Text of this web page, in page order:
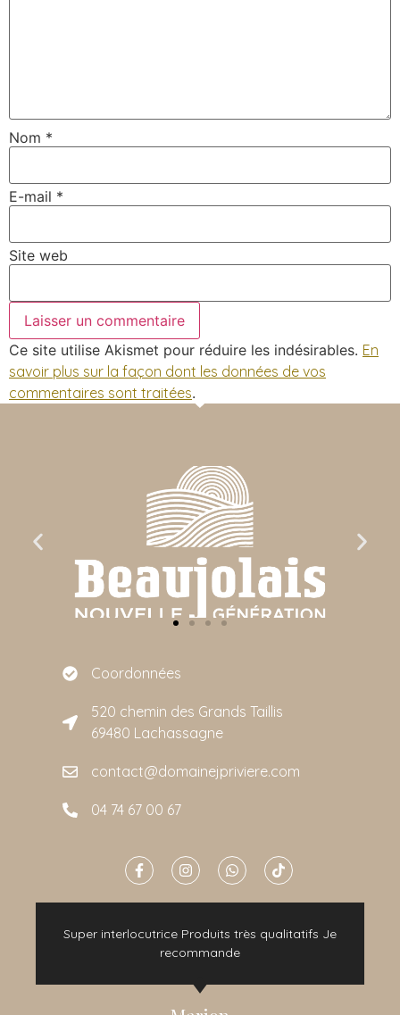
Nom *
E-mail *
Site web
Ce site utilise Akismet pour réduire les indésirables. En
savoir plus sur la façon dont les données de vos
commentaires sont traitées.
Coordonnées
520 chemin des Grands Taillis
69480 Lachassagne
contact@domainejpriviere.com
04 74 67 00 67
Super interlocutrice Produits très qualitatifs Je
recommande